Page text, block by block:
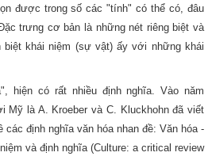
được trong số các "tính" có thể có, đâu
trưng cơ bản là những nét riêng biệt và
biệt khái niệm (sự vật) ấy với những khái
hiện có rất nhiều định nghĩa. Vào năm
Mỹ là A. Kroeber và C. Kluckhohn đã viết
các định nghĩa văn hóa nhan đề: Văn hóa -
và định nghĩa (Culture: a critical review